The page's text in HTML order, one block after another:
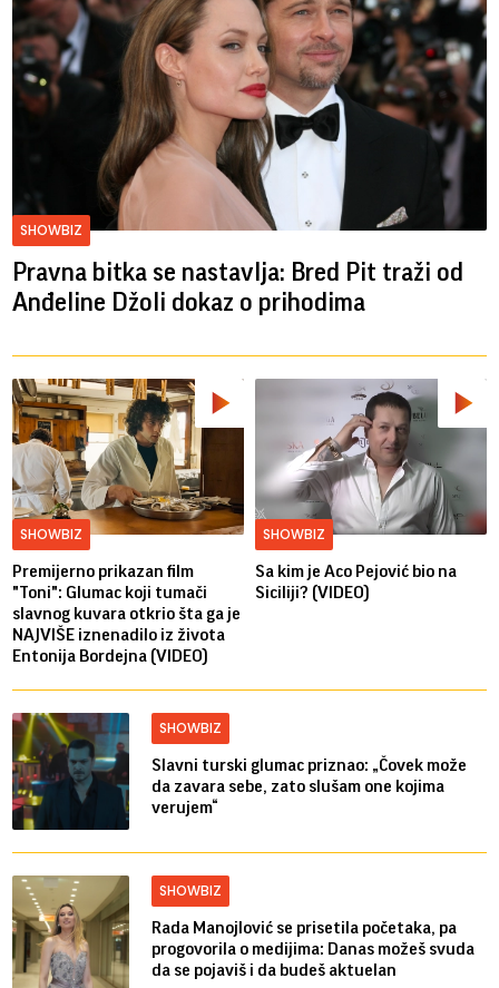
SHOWBIZ
Pravna bitka se nastavlja: Bred ​​Pit traži od
Anđeline Džoli dokaz o prihodima
SHOWBIZ
Premijerno prikazan film
"Toni": Glumac koji tumači
slavnog kuvara otkrio šta ga je
NAJVIŠE iznenadilo iz života
Entonija Bordejna (VIDEO)
SHOWBIZ
Sa kim je Aco Pejović bio na
Siciliji? (VIDEO)
SHOWBIZ
Slavni turski glumac priznao: „Čovek može
da zavara sebe, zato slušam one kojima
verujem“
SHOWBIZ
Rada Manojlović se prisetila početaka, pa
progovorila o medijima: Danas možeš svuda
da se pojaviš i da budeš aktuelan